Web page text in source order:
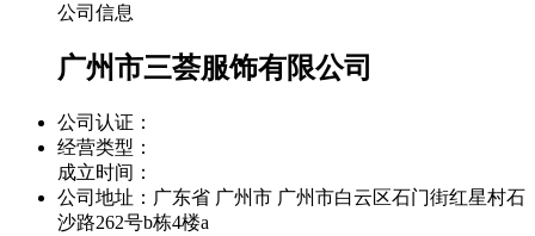
公司信息
广州市三荟服饰有限公司
公司认证：
经营类型：
成立时间：
公司地址： 广东省 广州市 广州市白云区石门街红星村石
沙路262号b栋4楼a